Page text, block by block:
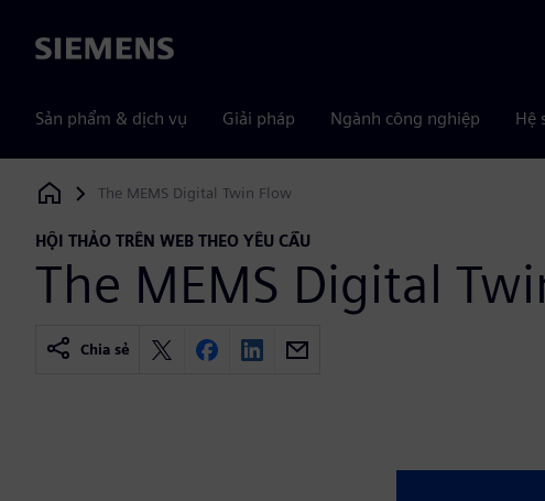
Siemens
Sản phẩm & dịch vụ Giải pháp Ngành công nghiệp Hệ
Siemens Digital Industries Software
The MEMS Digital Twin Flow
HỘI THẢO TRÊN WEB THEO YÊU CẦU
The MEMS Digital
Chia sẻ